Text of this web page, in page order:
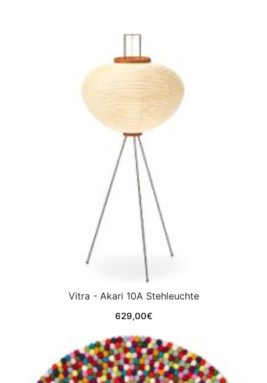
Vitra - Akari 10A Stehleuchte
629,00€